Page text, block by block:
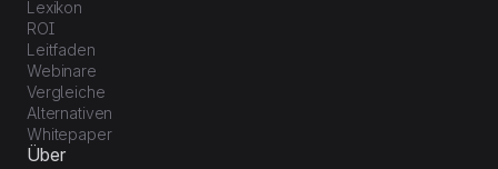
Lexikon
ROI
Leitfaden
Webinare
Vergleiche
Alternativen
Whitepaper
Über